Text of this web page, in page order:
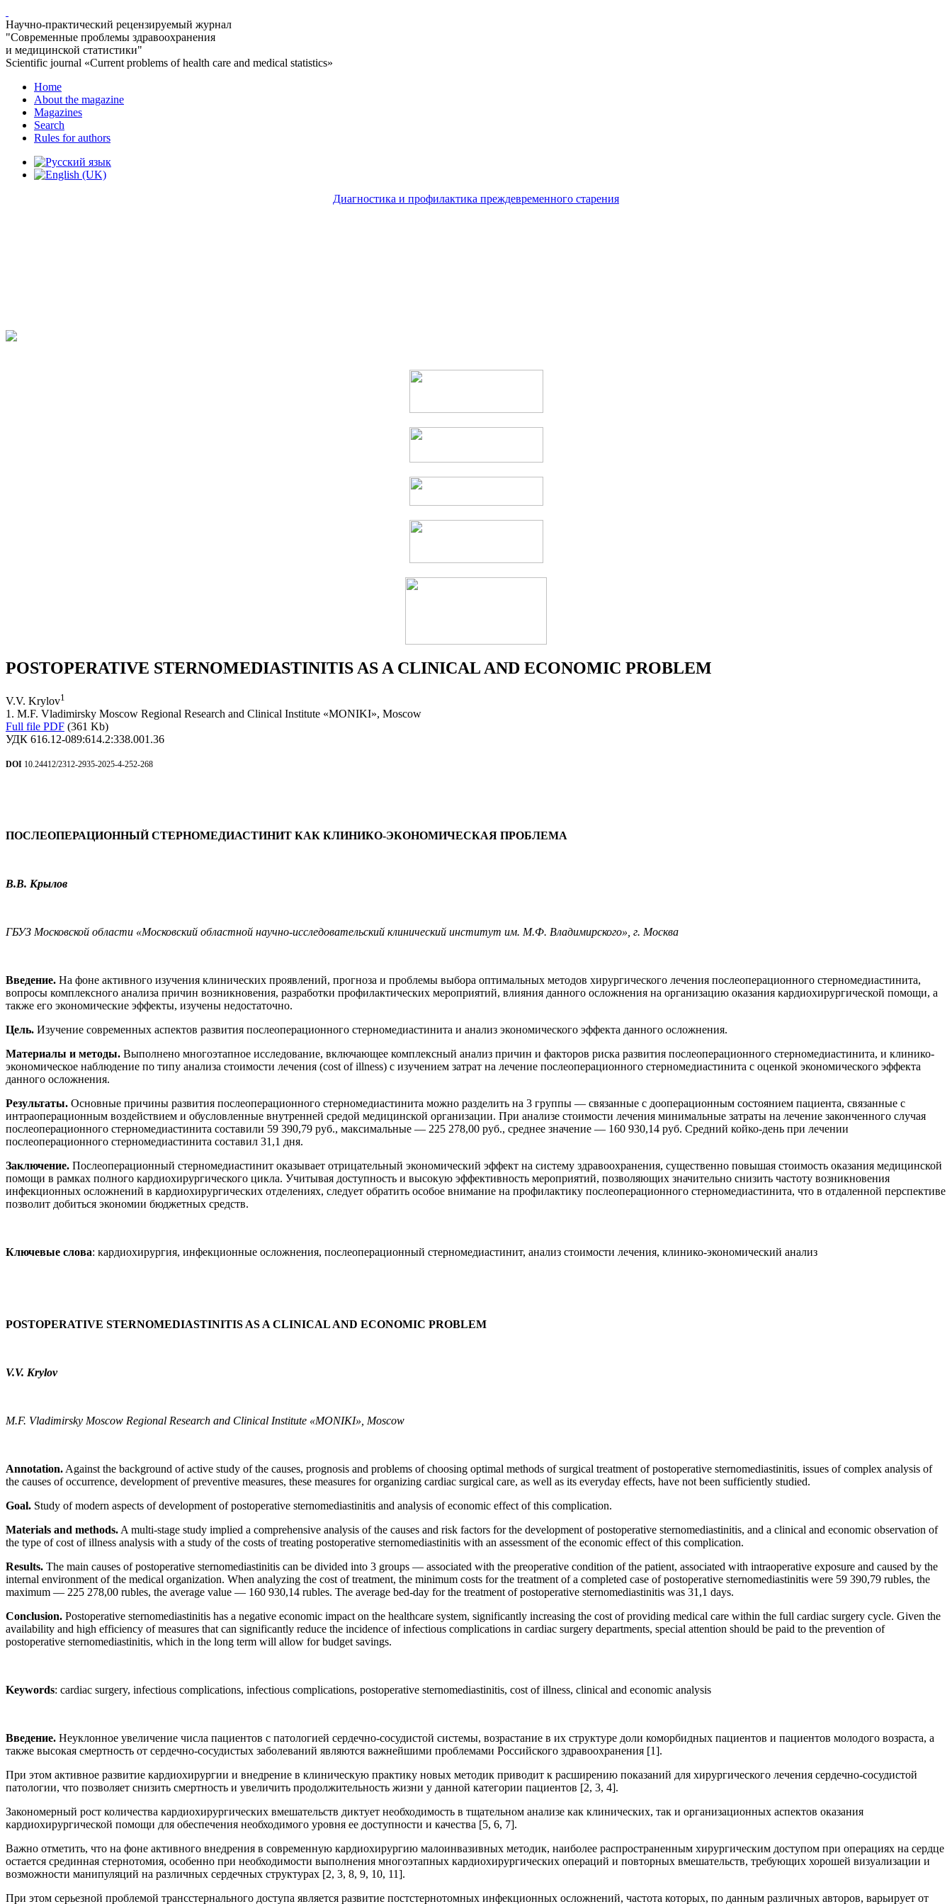
Научно-практический рецензируемый журнал
"Современные проблемы здравоохранения
и медицинской статистики"
Scientific journal «Current problems of health care and medical statistics»
Home
About the magazine
Magazines
Search
Rules for authors
Диагностика и профилактика преждевременного старения
POSTOPERATIVE STERNOMEDIASTINITIS AS A CLINICAL AND ECONOMIC PROBLEM
V.V. Krylov1
1. M.F. Vladimirsky Moscow Regional Research and Clinical Institute «MONIKI», Moscow
Full file PDF (361 Kb)
УДК 616.12-089:614.2:338.001.36
DOI 10.24412/2312-2935-2025-4-252-268
ПОСЛЕОПЕРАЦИОННЫЙ СТЕРНОМЕДИАСТИНИТ КАК КЛИНИКО-ЭКОНОМИЧЕСКАЯ ПРОБЛЕМА
В.В. Крылов
ГБУЗ Московской области «Московский областной научно-исследовательский клинический институт им. М.Ф. Владимирского» , г. Москва
Введение. На фоне активного изучения клинических проявлений, прогноза и проблемы выбора оптимальных методов хирургического лечения послеоперационного стерномедиастинита,
вопросы комплексного анализа причин возникновения, разработки профилактических мероприятий, влияния данного осложнения на организацию оказания кардиохирургической помощи, а
также его экономические эффекты, изучены недостаточно.
Цель. Изучение современных аспектов развития послеоперационного стерномедиастинита и анализ экономического эффекта данного осложнения.
Материалы и методы. Выполнено многоэтапное исследование, включающее комплексный анализ причин и факторов риска развития послеоперационного стерномедиастинита, и клинико-
экономическое наблюдение по типу анализа стоимости лечения (cost of illness) с изучением затрат на лечение послеоперационного стерномедиастинита с оценкой экономического эффекта
данного осложнения.
Результаты. Основные причины развития послеоперационного стерномедиастинита можно разделить на 3 группы — связанные с дооперационным состоянием пациента, связанные с
интраоперационным воздействием и обусловленные внутренней средой медицинской организации. При анализе стоимости лечения минимальные затраты на лечение законченного случая
послеоперационного стерномедиастинита составили 59 390,79 руб., максимальные — 225 278,00 руб., среднее значение — 160 930,14 руб. Средний койко-день при лечении
послеоперационного стерномедиастинита составил 31,1 дня.
Заключение. Послеоперационный стерномедиастинит оказывает отрицательный экономический эффект на систему здравоохранения, существенно повышая стоимость оказания медицинской
помощи в рамках полного кардиохирургического цикла. Учитывая доступность и высокую эффективность мероприятий, позволяющих значительно снизить частоту возникновения
инфекционных осложнений в кардиохирургических отделениях, следует обратить особое внимание на профилактику послеоперационного стерномедиастинита, что в отдаленной перспективе
позволит добиться экономии бюджетных средств.
Ключевые слова: кардиохирургия, инфекционные осложнения, послеоперационный стерномедиастинит, анализ стоимости лечения, клинико-экономический анализ
POSTOPERATIVE STERNOMEDIASTINITIS AS A CLINICAL AND ECONOMIC PROBLEM
V.V. Krylov
M.F. Vladimirsky Moscow Regional Research and Clinical Institute «MONIKI», Moscow
Annotation. Against the background of active study of the causes, prognosis and problems of choosing optimal methods of surgical treatment of postoperative sternomediastinitis, issues of complex analysis of
the causes of occurrence, development of preventive measures, these measures for organizing cardiac surgical care, as well as its everyday effects, have not been sufficiently studied.
Goal. Study of modern aspects of development of postoperative sternomediastinitis and analysis of economic effect of this complication.
Materials and methods. A multi-stage study implied a comprehensive analysis of the causes and risk factors for the development of postoperative sternomediastinitis, and a clinical and economic observation of
the type of cost of illness analysis with a study of the costs of treating postoperative sternomediastinitis with an assessment of the economic effect of this complication.
Results. The main causes of postoperative sternomediastinitis can be divided into 3 groups — associated with the preoperative condition of the patient, associated with intraoperative exposure and caused by the
internal environment of the medical organization. When analyzing the cost of treatment, the minimum costs for the treatment of a completed case of postoperative sternomediastinitis were 59 390,79 rubles, the
maximum — 225 278,00 rubles, the average value — 160 930,14 rubles. The average bed-day for the treatment of postoperative sternomediastinitis was 31,1 days.
Conclusion. Postoperative sternomediastinitis has a negative economic impact on the healthcare system, significantly increasing the cost of providing medical care within the full cardiac surgery cycle. Given the
availability and high efficiency of measures that can significantly reduce the incidence of infectious complications in cardiac surgery departments, special attention should be paid to the prevention of
postoperative sternomediastinitis, which in the long term will allow for budget savings.
Keywords: cardiac surgery, infectious complications, infectious complications, postoperative sternomediastinitis, cost of illness, clinical and economic analysis
Введение. Неуклонное увеличение числа пациентов с патологией сердечно-сосудистой системы, возрастание в их структуре доли коморбидных пациентов и пациентов молодого возраста, а
также высокая смертность от сердечно-сосудистых заболеваний являются важнейшими проблемами Российского здравоохранения [1].
При этом активное развитие кардиохирургии и внедрение в клиническую практику новых методик приводит к расширению показаний для хирургического лечения сердечно-сосудистой
патологии, что позволяет снизить смертность и увеличить продолжительность жизни у данной категории пациентов [2, 3, 4].
Закономерный рост количества кардиохирургических вмешательств диктует необходимость в тщательном анализе как клинических, так и организационных аспектов оказания
кардиохирургической помощи для обеспечения необходимого уровня ее доступности и качества [5, 6, 7].
Важно отметить, что на фоне активного внедрения в современную кардиохирургию малоинвазивных методик, наиболее распространенным хирургическим доступом при операциях на сердце
остается срединная стернотомия, особенно при необходимости выполнения многоэтапных кардиохирургических операций и повторных вмешательств, требующих хорошей визуализации и
возможности манипуляций на различных сердечных структурах [2, 3, 8, 9, 10, 11].
При этом серьезной проблемой трансстернального доступа является развитие постстернотомных инфекционных осложнений, частота которых, по данным различных авторов, варьирует от